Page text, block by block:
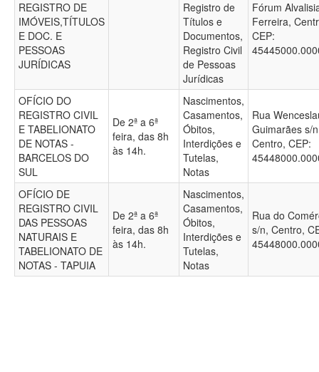
REGISTRO DE
IMÓVEIS,TÍTULOS
E DOC. E
PESSOAS
JURÍDICAS
Registro de
Títulos e
Documentos,
Registro Civil
de Pessoas
Jurídicas
Fórum
Ferreira,
CEP:
OFÍCIO DO
REGISTRO CIVIL
E TABELIONATO
DE NOTAS -
BARCELOS DO
SUL
De 2ª a 6ª
feira, das 8h
às 14h.
Nascimentos,
Casamentos,
Óbitos,
Interdições e
Tutelas,
Notas
Rua
Guimarães s/
Centro, CEP:
OFÍCIO DE
REGISTRO CIVIL
DAS PESSOAS
NATURAIS E
TABELIONATO DE
NOTAS - TAPUIA
De 2ª a 6ª
feira, das 8h
às 14h.
Nascimentos,
Casamentos,
Óbitos,
Interdições e
Tutelas,
Notas
Rua do
s/n, Centro,